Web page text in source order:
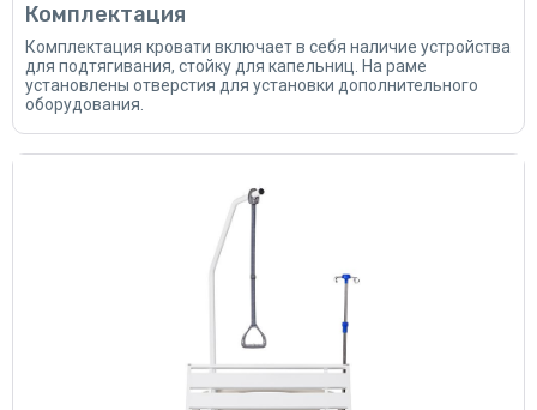
Комплектация
Комплектация кровати включает в себя наличие устройства
для подтягивания, стойку для капельниц. На раме
установлены отверстия для установки дополнительного
оборудования.